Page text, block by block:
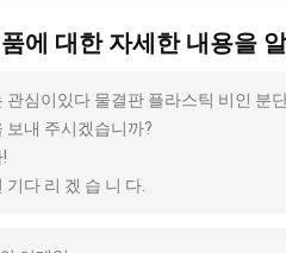
에 대한 자세한 내용을
관심이있다 물결판 플라스틱 비인 분
보내 주시겠습니까?
기다 리 겠 습 니 다.